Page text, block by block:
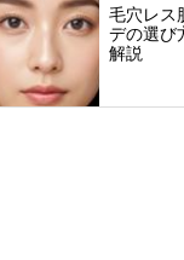
毛穴レス
デの選び
解説